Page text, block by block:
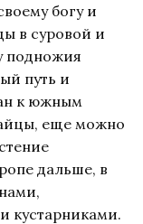
богу и
в суровой и
подножия
путь и
к южным
еще можно
дальше, в
кустарниками.